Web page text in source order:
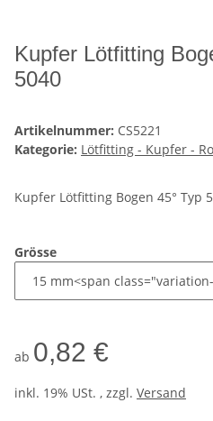
Kupfer Lötfitting
5040
Artikelnummer: CS5221
Kategorie: Lötfitting - Kupfer -
Kupfer Lötfitting Bogen 45° Typ
Grösse
ab 0,82 €
inkl. 19% USt. , zzgl. Versand